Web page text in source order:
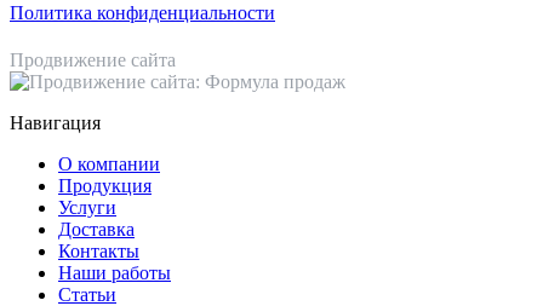
Политика конфиденциальности
Продвижение сайта
Навигация
О компании
Продукция
Услуги
Доставка
Контакты
Наши работы
Статьи